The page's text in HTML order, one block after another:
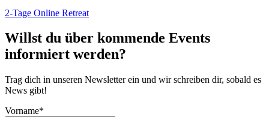
2-Tage Online Retreat
Willst du über kommende Events
informiert werden?
Trag dich in unseren Newsletter ein und wir schreiben dir, sobald es
News gibt!
Vorname*